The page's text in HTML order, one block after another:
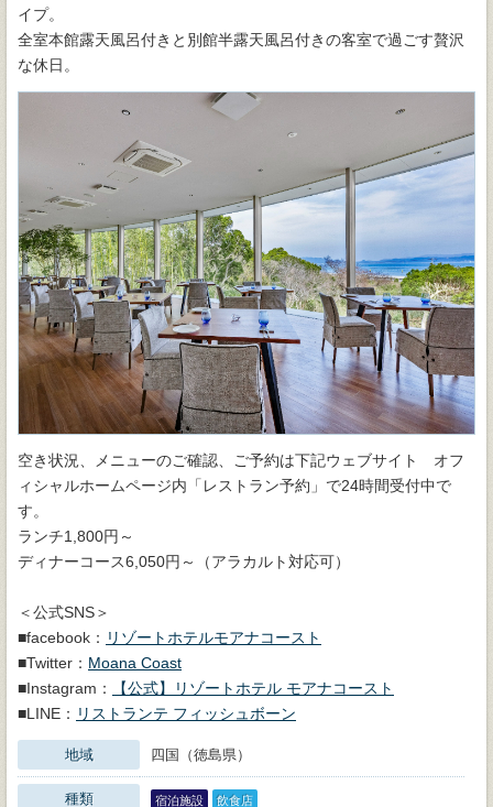
イプ。
全室本館露天風呂付きと別館半露天風呂付きの客室で過ごす贅沢
な休日。
空き状況、メニューのご確認、ご予約は下記ウェブサイト オフ
ィシャルホームページ内「レストラン予約」で24時間受付中で
す。
ランチ1,800円～
ディナーコース6,050円～（アラカルト対応可）
＜公式SNS＞
■facebook： リゾートホテルモアナコースト
■Twitter： Moana Coast
■Instagram：
【公式】リゾートホテル モアナコースト
■LINE： リストランテ フィッシュボーン
地域 四国（徳島県）
種類 宿泊施設 飲食店